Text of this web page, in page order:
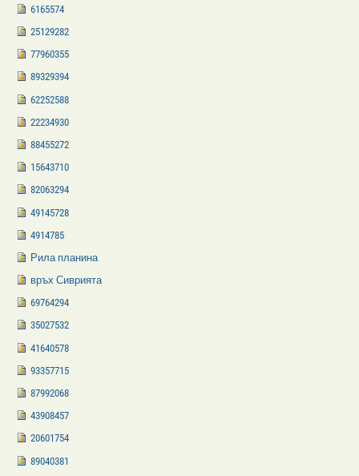
6165574
25129282
77960355
89329394
62252588
22234930
88455272
15643710
82063294
49145728
4914785
Рила планина
връх Сиврията
69764294
35027532
41640578
93357715
87992068
43908457
20601754
89040381